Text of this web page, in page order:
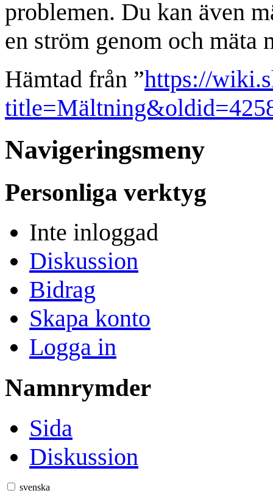
problemen. Du kan även
en ström genom och mäta
Hämtad från ”https://
Navigeringsmeny
Personliga verktyg
Inte inloggad
Diskussion
Bidrag
Skapa konto
Logga in
Namnrymder
Sida
Diskussion
svenska